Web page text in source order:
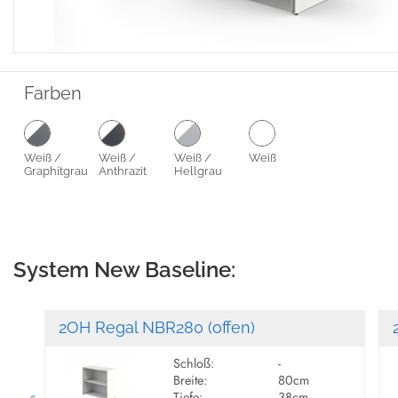
Farben
Weiß /
Graphitgrau
Weiß /
Anthrazit
Weiß /
Hellgrau
Weiß
System New Baseline:
2OH Regal NBR280 (offen)
Schloß:
-
Breite:
80cm